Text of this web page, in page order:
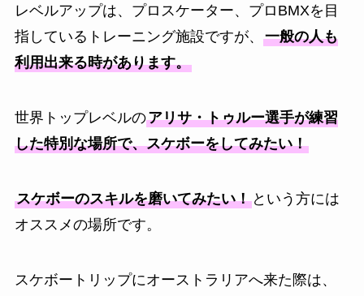
レベルアップは、プロスケーター、プロBMXを目
指しているトレーニング施設ですが、 一般の人も
利用出来る時があります。
世界トップレベルのアリサ・トゥルー選手が練習
した特別な場所で、スケボーをしてみたい！
スケボーのスキルを磨いてみたい！という方には
オススメの場所です。
スケボートリップにオーストラリアへ来た際は、